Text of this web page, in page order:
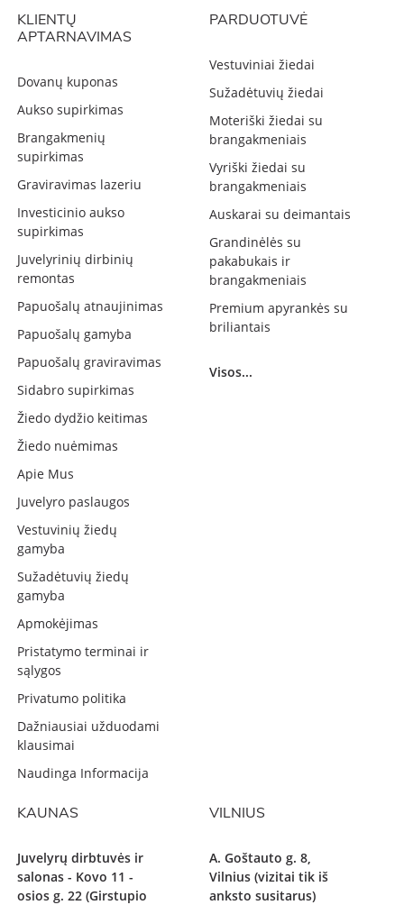
KLIENTŲ
APTARNAVIMAS
Dovanų kuponas
Aukso supirkimas
Brangakmenių
supirkimas
Graviravimas lazeriu
Investicinio aukso
supirkimas
Juvelyrinių dirbinių
remontas
Papuošalų atnaujinimas
Papuošalų gamyba
Papuošalų graviravimas
Sidabro supirkimas
Žiedo dydžio keitimas
Žiedo nuėmimas
Apie Mus
Juvelyro paslaugos
Vestuvinių žiedų
gamyba
Sužadėtuvių žiedų
gamyba
Apmokėjimas
Pristatymo terminai ir
sąlygos
Privatumo politika
Dažniausiai užduodami
klausimai
Naudinga Informacija
PARDUOTUVĖ
Vestuviniai žiedai
Sužadėtuvių žiedai
Moteriški žiedai su
brangakmeniais
Vyriški žiedai su
brangakmeniais
Auskarai su deimantais
Grandinėlės su
pakabukais ir
brangakmeniais
Premium apyrankės su
briliantais
Visos...
KAUNAS
Juvelyrų dirbtuvės ir
salonas - Kovo 11 -
osios g. 22 (Girstupio
VILNIUS
A. Goštauto g. 8,
Vilnius (vizitai tik iš
anksto susitarus)